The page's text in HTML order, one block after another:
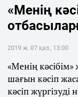
«Менің
2019 ж. 07 қаз., 13:00
«Менің
шағын кәсіп
кәсіп жүргізуді